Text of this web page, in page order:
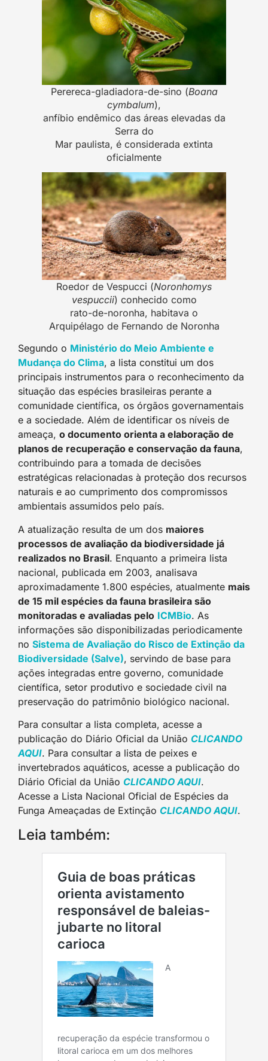
Perereca-gladiadora-de-sino (Boana
cymbalum),
anfíbio endêmico das áreas elevadas da
Serra do
Mar paulista, é considerada extinta
oficialmente
Roedor de Vespucci (Noronhomys
vespuccii) conhecido como
rato-de-noronha, habitava o
Arquipélago de Fernando de Noronha
Segundo o Ministério do Meio Ambiente e
Mudança do Clima, a lista constitui um dos
principais instrumentos para o reconhecimento da
situação das espécies brasileiras perante a
comunidade científica, os órgãos governamentais
e a sociedade. Além de identificar os níveis de
ameaça, o documento orienta a elaboração de
planos de recuperação e conservação da fauna,
contribuindo para a tomada de decisões
estratégicas relacionadas à proteção dos recursos
naturais e ao cumprimento dos compromissos
ambientais assumidos pelo país.
A atualização resulta de um dos maiores
processos de avaliação da biodiversidade já
realizados no Brasil. Enquanto a primeira lista
nacional, publicada em 2003, analisava
aproximadamente 1.800 espécies, atualmente mais
de 15 mil espécies da fauna brasileira são
monitoradas e avaliadas pelo ICMBio. As
informações são disponibilizadas periodicamente
no Sistema de Avaliação do Risco de Extinção da
Biodiversidade (Salve), servindo de base para
ações integradas entre governo, comunidade
científica, setor produtivo e sociedade civil na
preservação do patrimônio biológico nacional.
Para consultar a lista completa, acesse a
publicação do Diário Oficial da União CLICANDO
AQUI. Para consultar a lista de peixes e
invertebrados aquáticos, acesse a publicação do
Diário Oficial da União CLICANDO AQUI.
Acesse a Lista Nacional Oficial de Espécies da
Funga Ameaçadas de Extinção CLICANDO AQUI.
Leia também: